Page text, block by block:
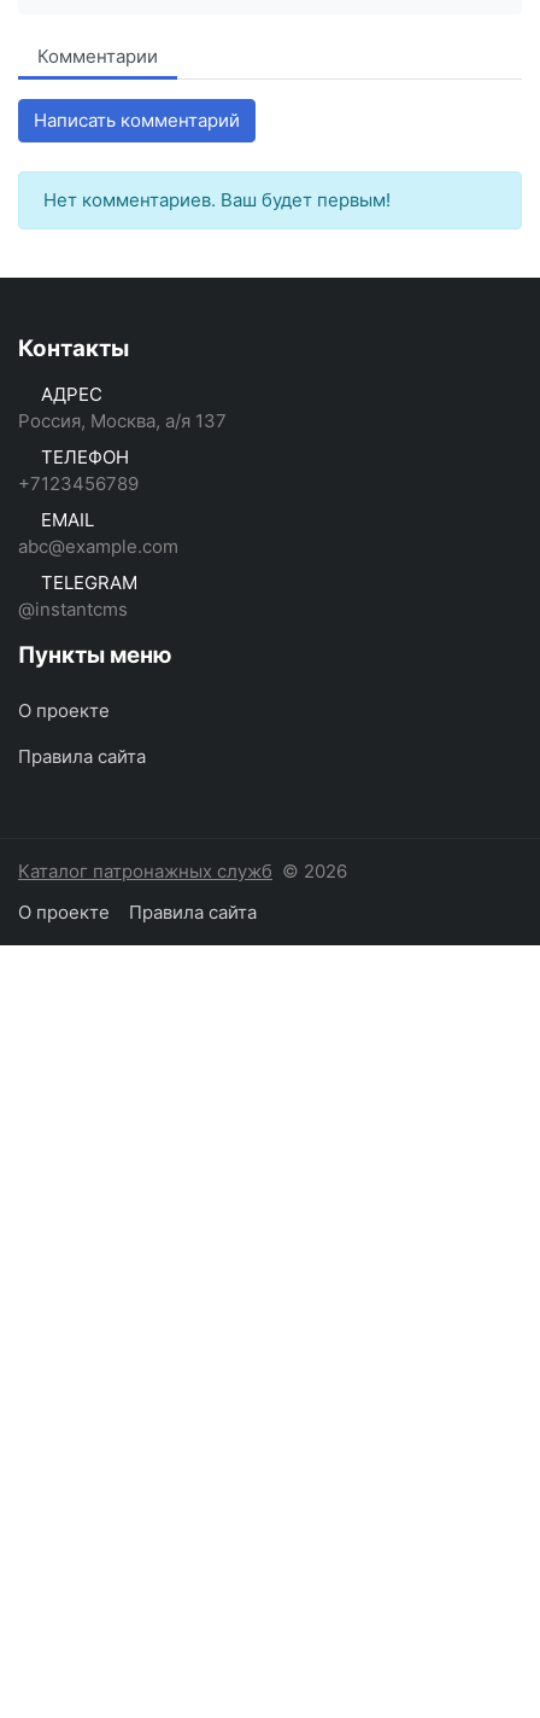
Комментарии
Написать комментарий
Нет комментариев. Ваш будет первым!
Контакты
АДРЕС
Россия, Москва, а/я 137
ТЕЛЕФОН
+7123456789
EMAIL
abc@example.com
TELEGRAM
@instantcms
Пункты меню
О проекте
Правила сайта
Каталог патронажных служб © 2026
О проекте
Правила сайта